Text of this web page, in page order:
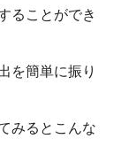
ることができ
を簡単に振り
みるとこんな